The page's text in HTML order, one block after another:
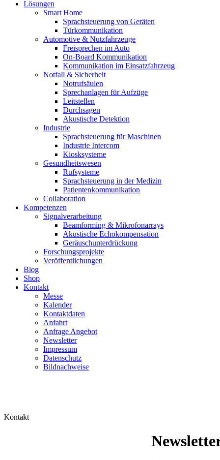
Lösungen
Smart Home
Sprachsteuerung von Geräten
Türkommunikation
Automotive & Nutzfahrzeuge
Freisprechen im Auto
On-Board Kommunikation
Kommunikation im Einsatzfahrzeug
Notfall & Sicherheit
Notrufsäulen
Sprechanlagen für Aufzüge
Leitstellen
Durchsagen
Akustische Detektion
Industrie
Sprachsteuerung für Maschinen
Industrie Intercom
Kiosksysteme
Gesundheitswesen
Rufsysteme
Sprachsteuerung in der Medizin
Patientenkommunikation
Collaboration
Kompetenzen
Signalverarbeitung
Beamforming & Mikrofonarrays
Akustische Echokompensation
Geräuschunterdrückung
Forschungsprojekte
Veröffentlichungen
Blog
Shop
Kontakt
Messe
Kalender
Kontaktdaten
Anfahrt
Anfrage Angebot
Newsletter
Impressum
Datenschutz
Bildnachweise
Kontakt